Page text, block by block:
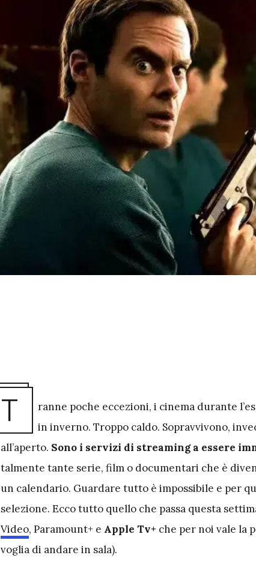
T
ranne poche eccezioni, i cinema durante
in inverno. Troppo caldo. Sopravvivono,
all’aperto. Sono i servizi di streaming a essere
talmente tante serie, film o documentari che è
un calendario. Guardare tutto è impossibile e per
selezione. Ecco tutto quello che passa questa
Video, Paramount+ e Apple Tv+ che per noi vale la
voglia di andare in sala).